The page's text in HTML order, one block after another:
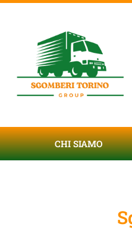
CHI SIAMO